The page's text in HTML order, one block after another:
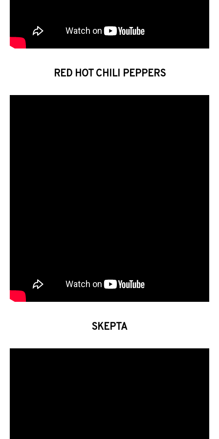
RED HOT CHILI PEPPERS
SKEPTA